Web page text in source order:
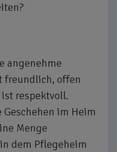
angenehme
freundlich, offen
respektvoll.
im Heim
Menge
dem Pflegeheim